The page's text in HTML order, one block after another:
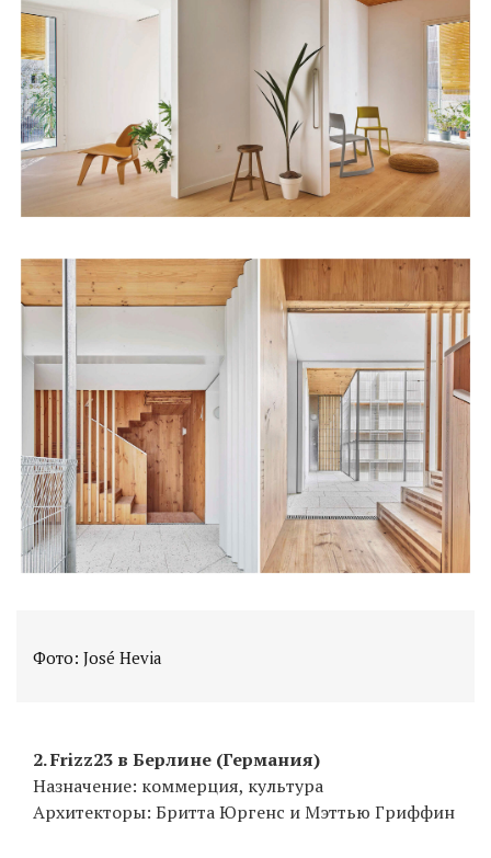
Фото: José Hevia
2. Frizz23 в Берлине (Германия)
Назначение: коммерция, культура
Архитекторы: Бритта Юргенс и Мэттью Гриффин